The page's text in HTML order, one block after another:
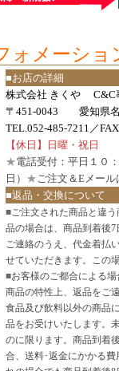
ォメーショ
■お店の詳細
株式会社 きくや C&C
〒451-0043 愛知県名
TEL.052-485-7211／
【休日】日曜・祝日
★電話受付：平日１０
日） ★ご注文＆Eメール
■返品・交換について
■ご注文された商品と違
品の場合は、商品到着後
ご連絡のうえ、代金着払
せていただきます。この
■お客様のご都合による場
商品の特性上、返品をご
食品及び飲料以外の商品
品をお受けいたします。
のに限ります。商品到着
合、送料･返金にかかる